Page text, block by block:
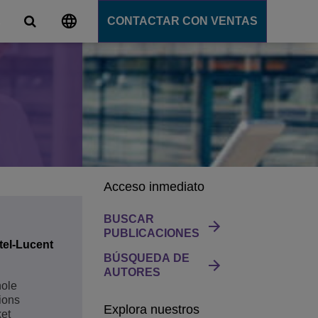
CONTACTAR CON VENTAS
Lucent
Acceso inmediato
BUSCAR
PUBLICACIONES
BÚSQUEDA DE
AUTORES
Explora nuestros